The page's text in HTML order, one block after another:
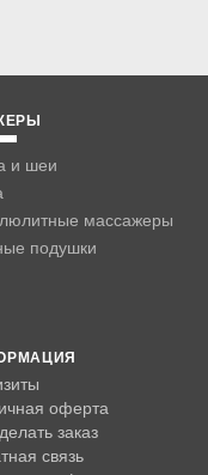
и шеи
массажеры
подушки
оферта
заказ
связь